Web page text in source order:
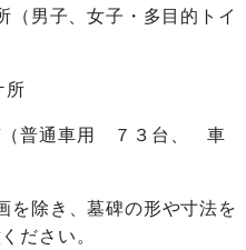
子、女子・多目的トイ
用 ７３台、 車
を除き、墓碑の形や寸法を
ださい。